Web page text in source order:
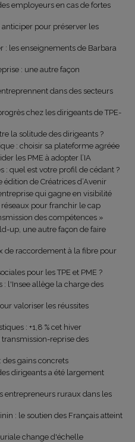
employeurs en cas de fortes
pour préserver les
: les enseignements de Barbara
: une autre façon
dans des secteurs
chez les dirigeants de TPE-
la solitude des dirigeants ?
: choisir sa plateforme agréée
les PME à adopter l’IA
: quel est votre profil de cédant ?
de Créatrices d’Avenir
qui gagne en visibilité
pour franchir le cap
des compétences »
up, une autre façon de faire
de raccordement à la fibre pour
pour les TPE et PME ?
: l'Insee allège la charge des
valoriser les réussites
: +1,8 % cet hiver
reprise des
des gains concrets
dirigeants a été largement
entrepreneurs ruraux dans les
: le soutien des Français atteint
change d'échelle